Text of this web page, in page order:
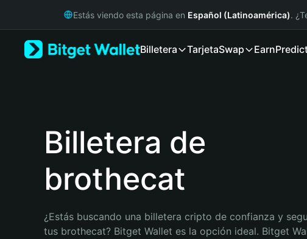
Русский
Português (Portugal)
Bahasa Indonesia
Estás viendo esta página en Español (Latinoamérica).
Billetera TarjetaSwap Earn
Billetera de
brothecat
¿Estás buscando una billetera cripto de confianza y
tus brothecat? Bitget Wallet es la opción ideal. Bitget